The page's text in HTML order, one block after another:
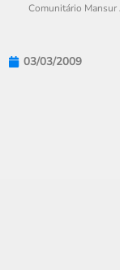
Comunitário
03/03/2009